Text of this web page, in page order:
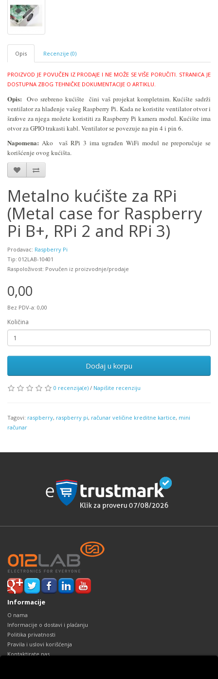
Opis Recenzije (0)
PROIZVOD JE POVUČEN IZ PRODAJE I NE MOŽE SE VIŠE PORUČITI. STRANICA JE
DOSTUPNA ZBOG TEHNIČKE DOKUMENTACIJE O ARTIKLU.
Opis: Ovo srebreno kućište čini vaš projekat kompletnim. Kućište sadrži
ventilator za hlađenje vašeg Raspberry Pi. Kada ne koristite ventilator otvor i
šrafove za njega možete koristiti za Raspberry Pi kamera modul. Kućište ima
otvor za GPIO trakasti kabl. Ventilator se povezuje na pin 4 i pin 6.
Napomena: Ako vaš RPi 3 ima ugrađen WiFi modul ne preporučuje se
korišćenje ovog kućišta.
Metalno kućište za RPi
(Metal case for Raspberry
Pi B+, RPi 2 and RPi 3)
Prodavac: Raspberry Pi
Tip: 012LAB-10401
Raspoloživost: Povučen iz proizvodnje/prodaje
0,00
Bez PDV-a: 0,00
Količina
Dodaj u korpu
0 recenzija(e) / Napišite recenziju
Tagovi: raspberry, raspberry pi, računar veličine kreditne kartice, mini
računar
Informacije
O nama
Informacije o dostavi i plaćanju
Politika privatnosti
Pravila i uslovi korišćenja
Kontaktirate nas